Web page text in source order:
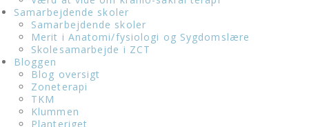
Samarbejdende skoler
Samarbejdende skoler
Merit i Anatomi/fysiologi og Sygdomslære
Skolesamarbejde i ZCT
Bloggen
Blog oversigt
Zoneterapi
TKM
Klummen
Planteriget